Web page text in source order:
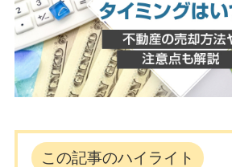
この記事のハイライト